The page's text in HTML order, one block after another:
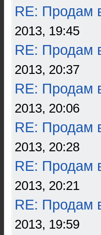
RE: Продам
2013, 19:45
RE: Продам
2013, 20:37
RE: Продам
2013, 20:06
RE: Продам
2013, 20:28
RE: Продам
2013, 20:21
RE: Продам
2013, 19:59